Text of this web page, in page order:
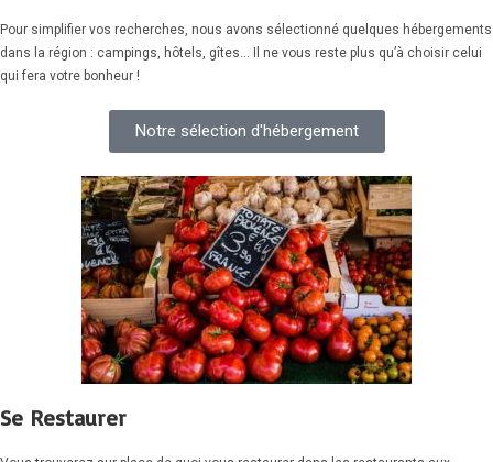
Pour simplifier vos recherches, nous avons sélectionné quelques hébergements
dans la région : campings, hôtels, gîtes… Il ne vous reste plus qu’à choisir celui
qui fera votre bonheur !
Notre sélection d'hébergement
Se Restaurer